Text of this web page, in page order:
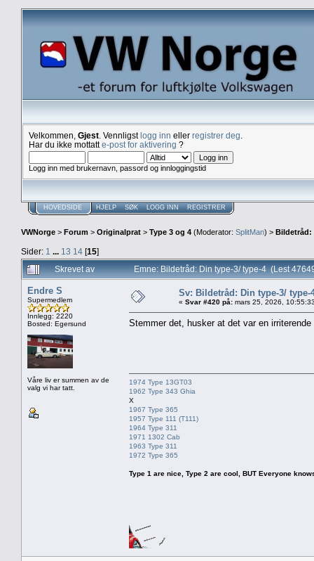
Velkommen, Gjest . Vennligstlogg inn eller registrer deg
Har du ikke mottatte-post for aktivering ?
Logg inn med brukernavn, passord og innloggingstid
HOVEDSIDE HJELP SØK LOGG INN REGISTRER
VWNorge > Forum > Originalprat > Type 3 og 4 (Moderator: SplitMan) > Bildetråd:
Sider: 1 ... 13 14 [15]
Skrevet av
Emne: Bildetråd: Din type-3/ type-4 (Lest
Endre S
Supermedlem
Innlegg: 2220
Bosted: Egersund
Våre liv er summen av de
valg vi har tatt.
Sv: Bildetråd: Din type-3/ type-
« Svar #420 på: mars 25, 2026,
Stemmer det, husker at det var en
1974 Type 13GT03
1962 Type 343 Ghia
X
1967 Type 365
1957 Type 111 (T111)
1964 Type 311
1971 1302 Cab
1963 Type 311
1972 Type 365
Type 1 are nice, Type 2 are cool, BUT Everyone